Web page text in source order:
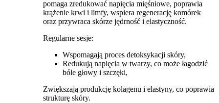
pomaga zredukować napięcia mięśniowe, poprawia
krążenie krwi i limfy, wspiera regenerację komórek
oraz przywraca skórze jędrność i elastyczność.
Regularne sesje:
Wspomagają proces detoksykacji skóry,
Redukują napięcia w twarzy, co może łagodzić
bóle głowy i szczęki,
Zwiększają produkcję kolagenu i elastyny, co poprawia
strukturę skóry.